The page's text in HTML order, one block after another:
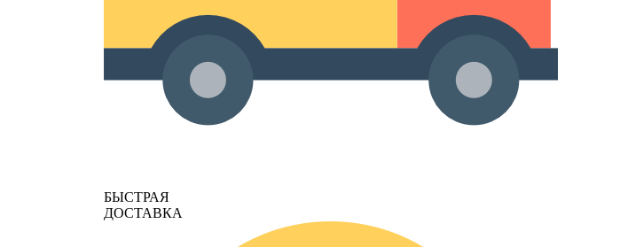
БЫСТРАЯ
ДОСТАВКА